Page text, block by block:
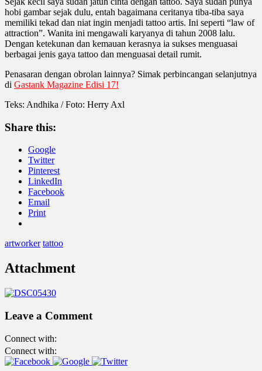
hobi gambar sejak dulu, entah bagaimana ceritanya tiba-tiba saya
memiliki tekad dan niat ingin menjadi tattoo artis. Ini seperti “law of
attraction”. Wanita ini mengawali karyanya di tahun 2008 lalu.
Dengan ketekunan dan kemauan kerasnya ia sukses menguasai
berbagai jenis gaya tattoo dan menguasai detail rumit.
Penasaran dengan obrolan lainnya? Simak perbincangan selanjutnya
di Gastank Magazine Edisi 17!
Teks: Andhika / Foto: Herry Axl
Share this:
Google
Twitter
Pinterest
LinkedIn
Facebook
Email
Print
artworker tattoo
Attachment
Leave a Comment
Connect with:
Connect with: